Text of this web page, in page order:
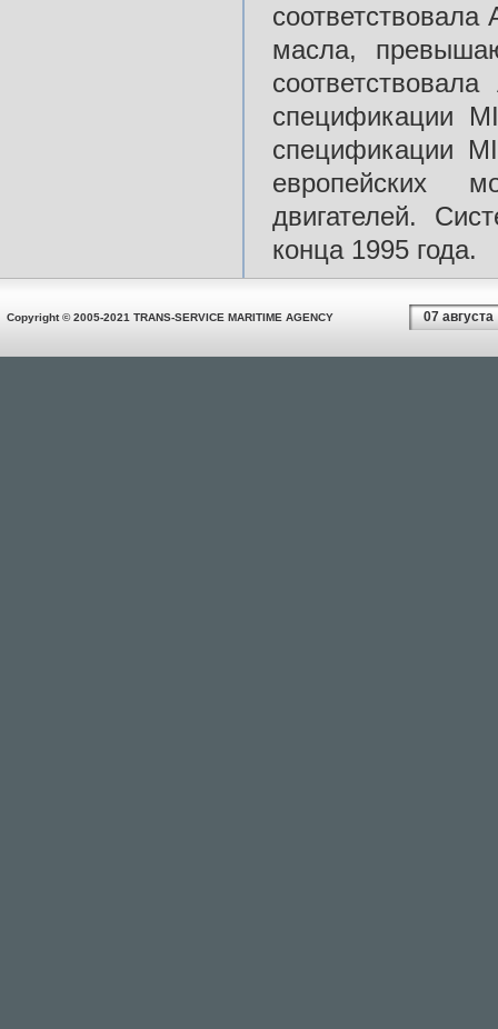
масла,
спецификации
спецификации
европейских
двигателей.
конца 1995 года.
Copyright © 2005-2021 TRANS-SERVICE MARITIME AGENCY 07 августа